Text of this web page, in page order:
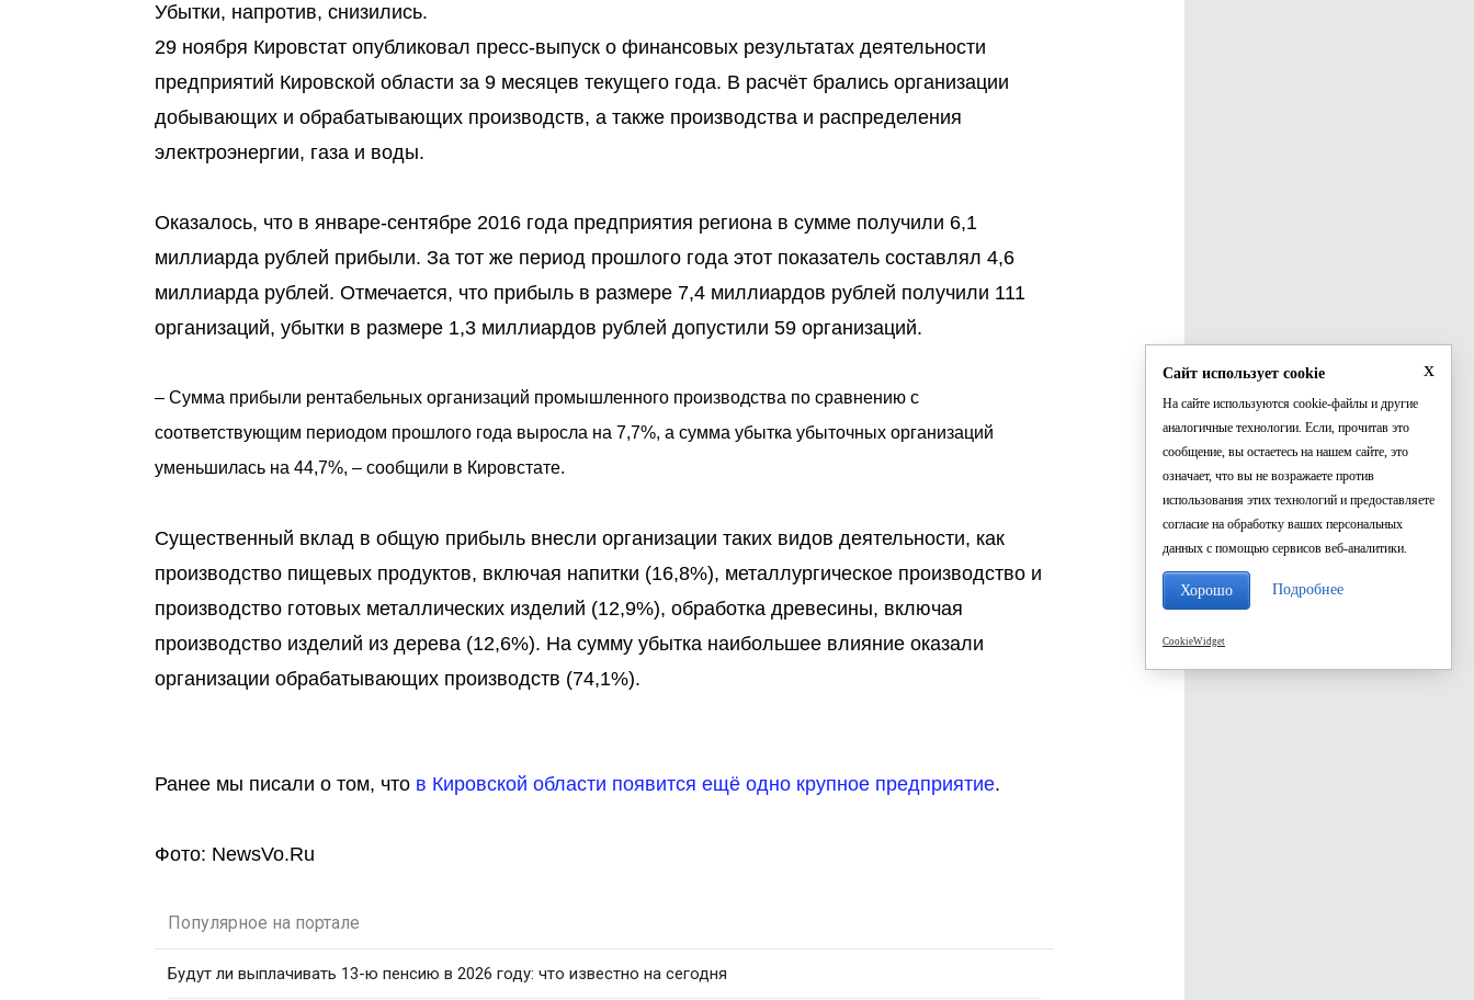
Убытки, напротив, снизились.
29 ноября Кировстат опубликовал пресс-выпуск о финансовых результатах деятельности
предприятий Кировской области за 9 месяцев текущего года. В расчёт брались организации
добывающих и обрабатывающих производств, а также производства и распределения
электроэнергии, газа и воды.
Оказалось, что в январе-сентябре 2016 года предприятия региона в сумме получили 6,1
миллиарда рублей прибыли. За тот же период прошлого года этот показатель составлял 4,6
миллиарда рублей. Отмечается, что прибыль в размере 7,4 миллиардов рублей получили 111
организаций, убытки в размере 1,3 миллиардов рублей допустили 59 организаций.
– Сумма прибыли рентабельных организаций промышленного производства по сравнению с
соответствующим периодом прошлого года выросла на 7,7%, а сумма убытка убыточных организаций
уменьшилась на 44,7%, – сообщили в Кировстате.
Существенный вклад в общую прибыль внесли организации таких видов деятельности, как
производство пищевых продуктов, включая напитки (16,8%), металлургическое производство и
производство готовых металлических изделий (12,9%), обработка древесины, включая
производство изделий из дерева (12,6%). На сумму убытка наибольшее влияние оказали
организации обрабатывающих производств (74,1%).
Ранее мы писали о том, что в Кировской области появится ещё одно крупное предприятие.
Фото: NewsVo.Ru
Популярное на портале
Будут ли выплачивать 13-ю пенсию в 2026 году: что известно на сегодня
x
Сайт использует cookie
На сайте используются cookie-файлы и другие
аналогичные технологии. Если, прочитав это
сообщение, вы остаетесь на нашем сайте, это
означает, что вы не возражаете против
использования этих технологий и предоставляете
согласие на обработку ваших персональных
данных с помощью сервисов веб-аналитики.
Хорошо Подробнее
CookieWidget